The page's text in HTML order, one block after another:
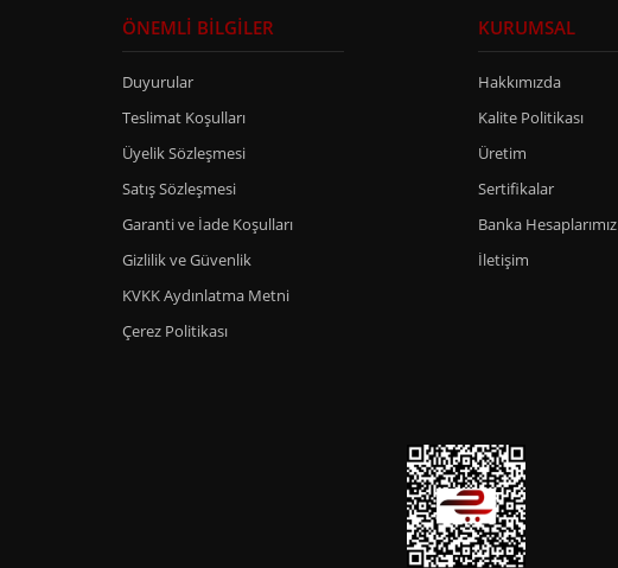
ÖNEMLİ BİLGİLER
Duyurular
Teslimat Koşulları
Üyelik Sözleşmesi
Satış Sözleşmesi
Garanti ve İade Koşulları
Gizlilik ve Güvenlik
KVKK Aydınlatma Metni
Çerez Politikası
KURUMSAL
Hakkımızda
Kalite Politikası
Üretim
Sertifikalar
Banka Hesaplarımız
İletişim